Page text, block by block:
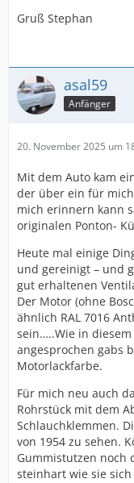
Gruß Stephan
asal59
Anfänger
20. November 2025 um
Mit dem Auto kam
der über ein für
mich erinnern kann
originalen Ponton-
Heute mal einige
und gereinigt – und
gut erhaltenen
Der Motor (ohne
ähnlich RAL 7016
sein…..Wie in
angesprochen gabs
Motorlackfarbe.
Für mich neu auch
Rohrstück mit dem
Schlauchklemmen.
von 1954 zu sehen.
Gummistutzen noch
steinhart wie sie